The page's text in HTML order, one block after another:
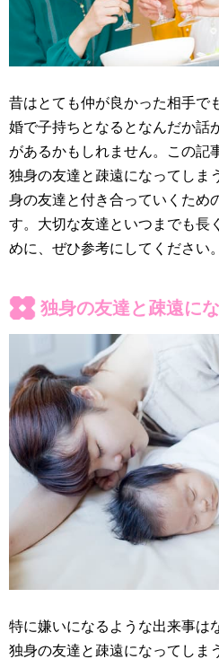
昔はとても仲が良かった相手で
婚で子持ちとなるとなんだか話
があるかもしれません。この記
独身の友達と疎遠になってしま
身の友達と付き合っていくため
す。大切な友達といつまでも長
めに、ぜひ参考にしてください。
独身の友達と疎遠に
特に嫌いになるような出来事は
独身の友達と疎遠になってしま